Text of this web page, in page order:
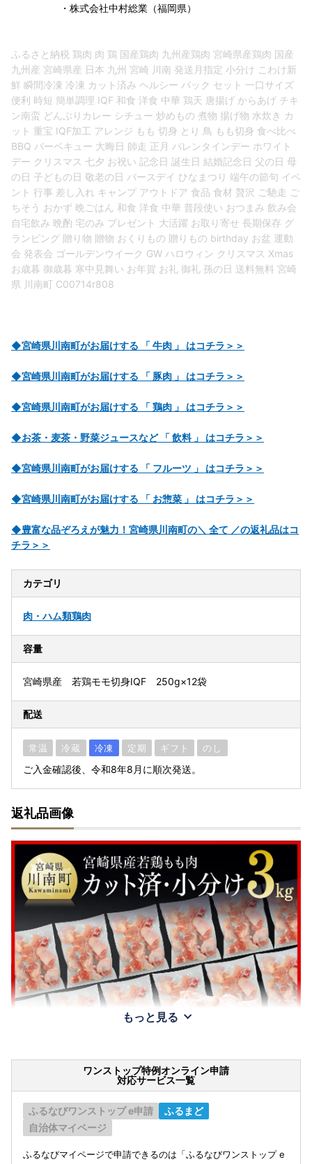
・株式会社中村総業（福岡県）
ふるさと納税 鶏肉 肉 鶏 国産鶏肉 九州産鶏肉 宮崎県産鶏肉 国産
九州産 宮崎県産 日本 九州 宮崎 川南 発送月指定 小分け こわけ新
鮮 瞬間冷凍 冷凍 カット済み ヘルシー パック セット 一口サイズ
便利 時短 簡単調理 IQF 和食 洋食 中華 鶏天 唐揚げ からあげ チキ
ン南蛮 どんぶりカレー シチュー 炒めもの 煮物 揚げ物 水炊き カ
ット 重宝 IQF加工 アレンジ もも 切身 とり 鳥 もも切身 食べ比べ
BBQ バーベキュー 大晦日 師走 正月 バレンタインデー ホワイト
デー クリスマス 七夕 お祝い 記念日 誕生日 結婚記念日 父の日 母
の日 子どもの日 敬老の日 バースデイ ひなまつり 端午の節句 イベ
ント 行事 差し入れ キャンプ アウトドア 食品 食材 贅沢 ご馳走 ご
ちそう おかず 晩ごはん 和食 洋食 中華 普段使い おつまみ 飲み会
自宅飲み 晩酌 宅のみ プレゼント 大活躍 お取り寄せ 長期保存 グ
ランピング 贈り物 贈物 おくりもの 贈りもの birthday お盆 運動
会 発表会 ゴールデンウイーク GW ハロウィン クリスマス Xmas
お歳暮 御歳暮 寒中見舞い お年賀 お礼 御礼 孫の日 送料無料 宮崎
県 川南町 C00714r808
◆宮崎県川南町がお届けする 「 牛肉 」 はコチラ＞＞
◆宮崎県川南町がお届けする 「 豚肉 」 はコチラ＞＞
◆宮崎県川南町がお届けする 「 鶏肉 」 はコチラ＞＞
◆お茶・麦茶・野菜ジュースなど 「 飲料 」 はコチラ＞＞
◆宮崎県川南町がお届けする 「 フルーツ 」 はコチラ＞＞
◆宮崎県川南町がお届けする 「 お惣菜 」 はコチラ＞＞
◆豊富な品ぞろえが魅力！宮崎県川南町の＼ 全て ／の返礼品はコ
チラ＞＞
カテゴリ
肉・ハム類鶏肉
容量
宮崎県産 若鶏モモ切身IQF 250g×12袋
配送
常温 冷蔵 冷凍 定期 ギフト のし
ご入金確認後、令和8年8月に順次発送。
返礼品画像
もっと見る
ワンストップ特例オンライン申請
対応サービス一覧
ふるなびワンストップ e申請
ふるまど
自治体マイページ
ふるなびマイページで申請できるのは「ふるなびワンストップ e